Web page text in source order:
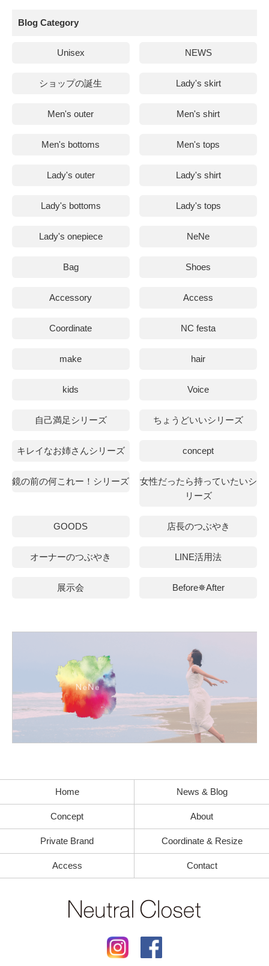
Blog Category
Unisex NEWS
ショップの誕生 Lady's skirt
Men's outer Men's shirt
Men's bottoms Men's tops
Lady's outer Lady's shirt
Lady's bottoms Lady's tops
Lady's onepiece NeNe
Bag Shoes
Accessory Access
Coordinate NC festa
make hair
kids Voice
自己満足シリーズ ちょうどいいシリーズ
キレイなお姉さんシリーズ concept
鏡の前の何これー！シリーズ
女性だったら持っていたいシ
リーズ
GOODS 店長のつぶやき
オーナーのつぶやき LINE活用法
展示会 Before✵After
Home News & Blog
Concept About
Private Brand Coordinate & Resize
Access Contact